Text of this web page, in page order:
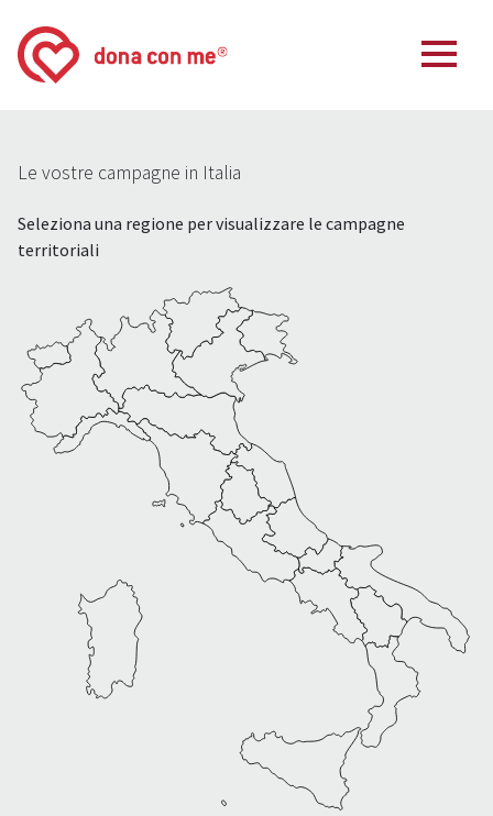
Le vostre campagne in Italia
Seleziona una regione per visualizzare le campagne
territoriali